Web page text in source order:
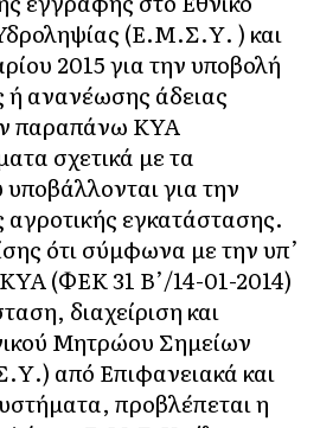
(Ε.Μ.Σ.Υ. ) και
2015 για την υποβολή
ή ανανέωσης άδειας
παραπάνω ΚΥΑ
σχετικά με τα
υποβάλλονται για την
εγκατάστασης.
ότι σύμφωνα με την υπ’
(ΦΕΚ 31 Β’/14-01-2014)
διαχείριση και
Μητρώου Σημείων
από Επιφανειακά και
προβλέπεται η